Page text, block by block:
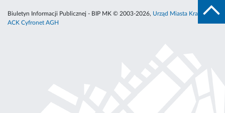
Biuletyn Informacji Publicznej - BIP MK © 2003-2026, Urząd Miasta Krakowa
ACK Cyfronet AGH